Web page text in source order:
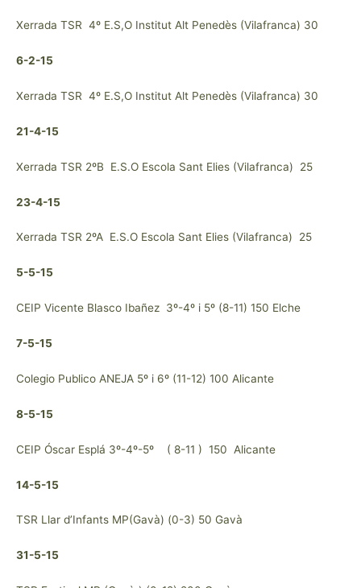
Xerrada TSR 4º E.S,O Institut Alt Penedès (Vilafranca) 30
6-2-15
Xerrada TSR 4º E.S,O Institut Alt Penedès (Vilafranca) 30
21-4-15
Xerrada TSR 2ºB E.S.O Escola Sant Elies (Vilafranca) 25
23-4-15
Xerrada TSR 2ºA E.S.O Escola Sant Elies (Vilafranca) 25
5-5-15
CEIP Vicente Blasco Ibañez 3º-4º i 5º (8-11) 150 Elche
7-5-15
Colegio Publico ANEJA 5º i 6º (11-12) 100 Alicante
8-5-15
CEIP Óscar Esplá 3º-4º-5º ( 8-11 ) 150 Alicante
14-5-15
TSR Llar d’Infants MP(Gavà) (0-3) 50 Gavà
31-5-15